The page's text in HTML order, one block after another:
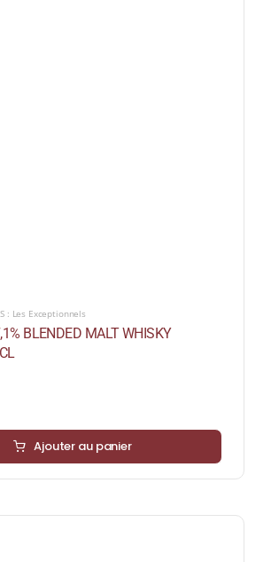
: Les Exceptionnels
BLENDED MALT WHISKY
Ajouter au panier